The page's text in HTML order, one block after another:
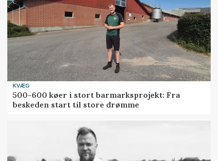
KVÆG
500-600 køer i stort barmarksprojekt: Fra
beskeden start til store drømme